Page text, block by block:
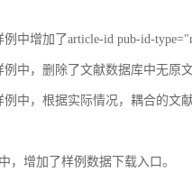
例中增加了article-id pub-id-
例中，删除了文献数据库中无原
例中，根据实际情况，耦合的文
，增加了样例数据下载入口。